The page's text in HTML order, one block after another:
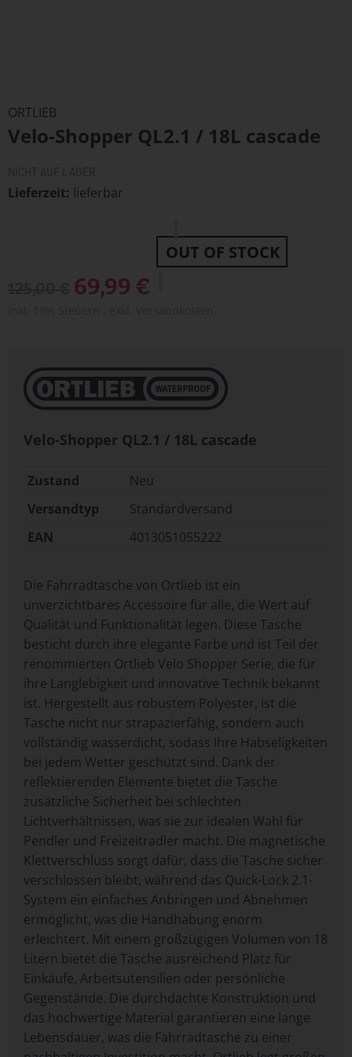
der
Bildergalerie
ORTLIEB
Velo-Shopper QL2.1 / 18L cascade
Lieferzeit lieferbar
Sonderangebot
69,99 €
OUT OF STOCK
Velo-Shopper QL2.1 / 18L cascade
Zustand
Neu
Versandtyp
Standardversand
EAN
4013051055222
Die Fahrradtasche von Ortlieb ist ein
unverzichtbares Accessoire für alle, die Wert auf
Qualität und Funktionalität legen. Diese Tasche
besticht durch ihre elegante Farbe und ist Teil der
renommierten Ortlieb Velo Shopper Serie, die für
ihre Langlebigkeit und innovative Technik bekannt
ist. Hergestellt aus robustem Polyester, ist die
Tasche nicht nur strapazierfähig, sondern auch
vollständig wasserdicht, sodass Ihre Habseligkeiten
bei jedem Wetter geschützt sind. Dank der
reflektierenden Elemente bietet die Tasche
zusätzliche Sicherheit bei schlechten
Lichtverhältnissen, was sie zur idealen Wahl für
Pendler und Freizeitradler macht. Die magnetische
Klettverschluss sorgt dafür, dass die Tasche sicher
verschlossen bleibt, während das Quick-Lock 2.1-
System ein einfaches Anbringen und Abnehmen
ermöglicht, was die Handhabung enorm
erleichtert. Mit einem großzügigen Volumen von 18
Litern bietet die Tasche ausreichend Platz für
Einkäufe, Arbeitsutensilien oder persönliche
Gegenstände. Die durchdachte Konstruktion und
das hochwertige Material garantieren eine lange
Lebensdauer, was die Fahrradtasche zu einer